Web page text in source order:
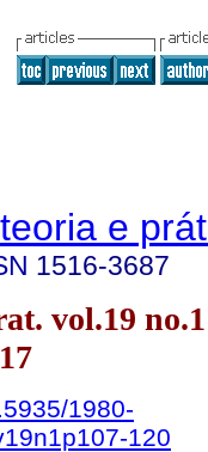
e
1516-3687
vol.19
1980-
120